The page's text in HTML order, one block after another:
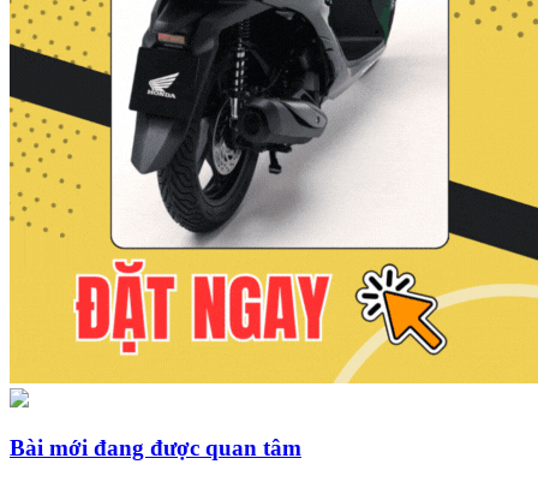
Bài mới đang được quan tâm